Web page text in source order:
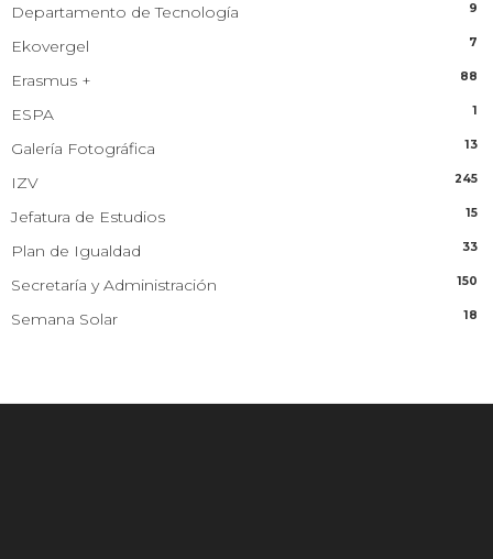
Departamento de Tecnología 9
Ekovergel 7
Erasmus + 88
ESPA 1
Galería Fotográfica 13
IZV 245
Jefatura de Estudios 15
Plan de Igualdad 33
Secretaría y Administración 150
Semana Solar 18